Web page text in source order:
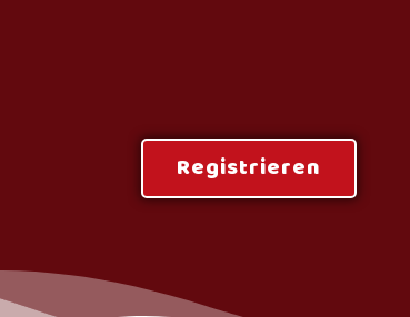
Registrieren